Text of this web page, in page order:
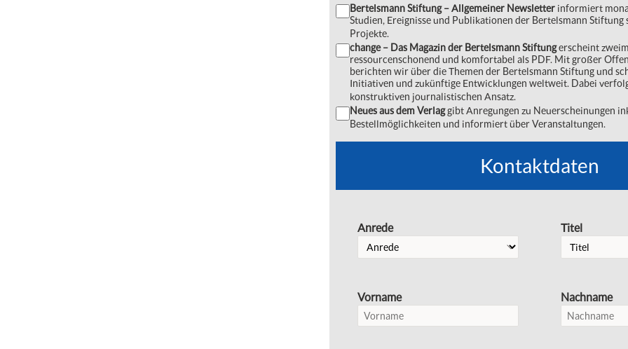
Bertelsmann Stiftung – Allgemeiner Newsletter informiert
Studien, Ereignisse und Publikationen der Bertelsmann Stiftung
Projekte.
change – Das Magazin der Bertelsmann Stiftungerscheint
ressourcenschonend und komfortabel als PDF. Mit großer
berichten wir über die Themen der Bertelsmann Stiftung und
Initiativen und zukünftige Entwicklungen weltweit. Dabei
konstruktiven journalistischen Ansatz.
Neues aus dem Verlaggibt Anregungen zu Neuerscheinungen
Bestellmöglichkeiten und informiert über Veranstaltungen.
Kontaktdaten
Anrede
Vorname
Titel
Nachname